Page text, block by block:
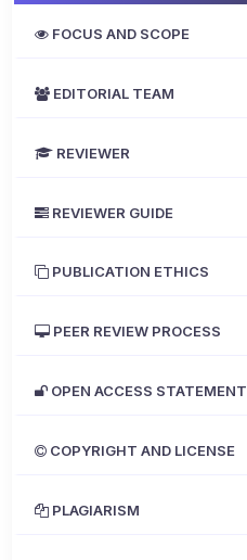
FOCUS AND SCOPE
EDITORIAL TEAM
REVIEWER
REVIEWER GUIDE
PUBLICATION ETHICS
PEER REVIEW PROCESS
OPEN ACCESS STATEMENT
COPYRIGHT AND LICENSE
PLAGIARISM